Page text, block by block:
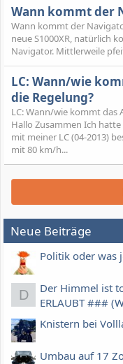
Wann kommt der
Wann kommt der
neue S1000XR, natürlich
Navigator. Mittlerweile
LC: Wann/wie
die Regelung?
LC: Wann/wie kommt das
Hallo Zusammen Ich
mit meiner LC (04-2013)
mit 80 km/h...
Neue Beiträge
Politik oder was
D
Der Himmel ist
ERLAUBT ###
Knistern bei
Umbau auf 17